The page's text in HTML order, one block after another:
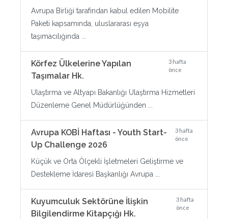
Avrupa Birliği tarafından kabul edilen Mobilite
Paketi kapsamında, uluslararası eşya
taşımacılığında ...
Körfez Ülkelerine Yapılan
Taşımalar Hk.
3 hafta
önce
Ulaştırma ve Altyapı Bakanlığı Ulaştırma Hizmetleri
Düzenleme Genel Müdürlüğünden ...
Avrupa KOBİ Haftası - Youth Start-
Up Challenge 2026
3 hafta
önce
Küçük ve Orta Ölçekli İşletmeleri Geliştirme ve
Destekleme İdaresi Başkanlığı Avrupa ...
Kuyumculuk Sektörüne İlişkin
Bilgilendirme Kitapçığı Hk.
3 hafta
önce